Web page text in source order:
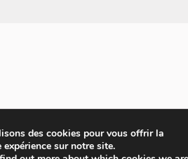
des cookies pour vous offrir la
expérience sur notre site.